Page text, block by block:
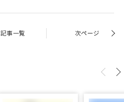
記事一覧 次ページ